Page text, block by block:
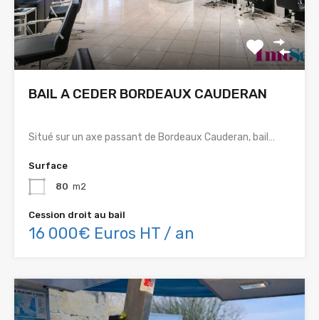
BAIL A CEDER BORDEAUX CAUDERAN
Situé sur un axe passant de Bordeaux Cauderan, bail…
Surface
80 m2
Cession droit au bail
16 000€ Euros HT / an